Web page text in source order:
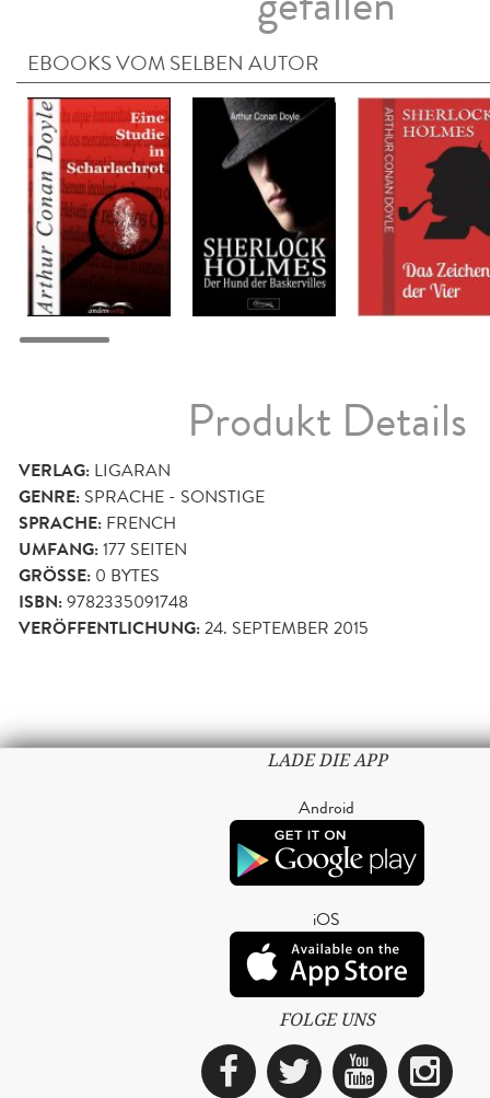
EBOOKS VOM SELBEN AUTOR
Produkt Details
VERLAG: LIGARAN
GENRE: SPRACHE - SONSTIGE
SPRACHE: FRENCH
UMFANG:177 SEITEN
GRÖSSE: 0 BYTES
ISBN:9782335091748
VERÖFFENTLICHUNG:24. SEPTEMBER 2015
LADE DIE APP
Android
iOS
FOLGE UNS
Facebook
Twitter